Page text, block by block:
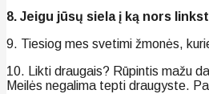
8. Jeigu jūsų siela į ką nors
9. Tiesiog mes svetimi žmonės,
10. Likti draugais? Rūpintis mažu
Meilės negalima tepti draugyste.